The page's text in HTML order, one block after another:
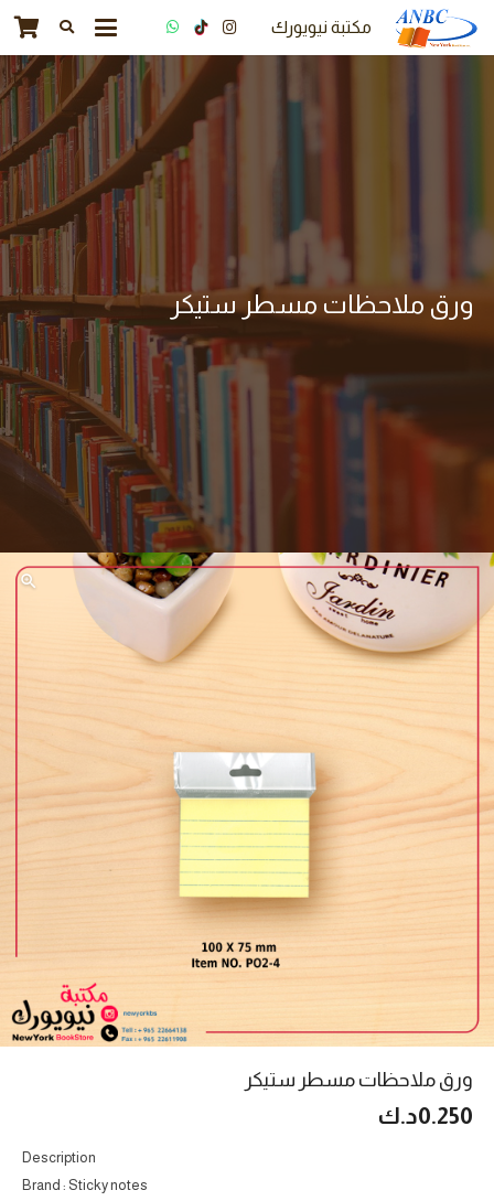
مكتبة نيويورك
ورق ملاحظات مسطر ستيكر
ورق ملاحظات مسطر ستيكر
0.250د.ك
Description
Brand : Sticky notes